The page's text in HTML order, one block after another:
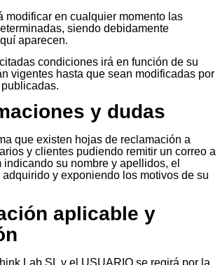
modificar en cualquier momento las
siendo debidamente
aparecen.
condiciones irá en función de su
vigentes hasta que sean modificadas por
y dudas
que existen hojas de reclamación a
y clientes pudiendo remitir un correo a
su nombre y apellidos, el
y exponiendo los motivos de su
aplicable y
Lab SL y el USUARIO se regirá por la